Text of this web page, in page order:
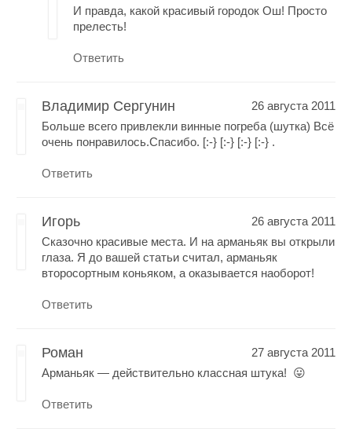
И правда, какой красивый городок Ош! Просто
прелесть!
Ответить
Владимир Сергунин
26 августа 2011
Больше всего привлекли винные погреба (шутка) Всё
очень понравилось.Спасибо. [:-} [:-} [:-} [:-} .
Ответить
Игорь
26 августа 2011
Сказочно красивые места. И на арманьяк вы открыли
глаза. Я до вашей статьи считал, арманьяк
второсортным коньяком, а оказывается наоборот!
Ответить
Роман
27 августа 2011
Арманьяк — действительно классная штука! 😛
Ответить